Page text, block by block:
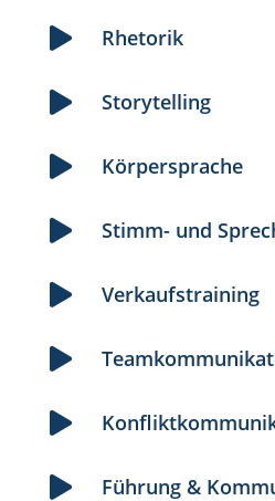
 Rhetorik
 Storytelling
 Körpersprache
 Stimm- und
 Verkaufstraining


 Führung &